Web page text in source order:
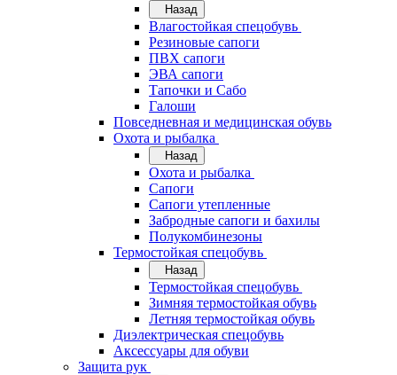
Назад
Влагостойкая спецобувь
Резиновые сапоги
ПВХ сапоги
ЭВА сапоги
Тапочки и Сабо
Галоши
Повседневная и медицинская обувь
Охота и рыбалка
Назад
Охота и рыбалка
Сапоги
Сапоги утепленные
Забродные сапоги и бахилы
Полукомбинезоны
Термостойкая спецобувь
Назад
Термостойкая спецобувь
Зимняя термостойкая обувь
Летняя термостойкая обувь
Диэлектрическая спецобувь
Аксессуары для обуви
Защита рук